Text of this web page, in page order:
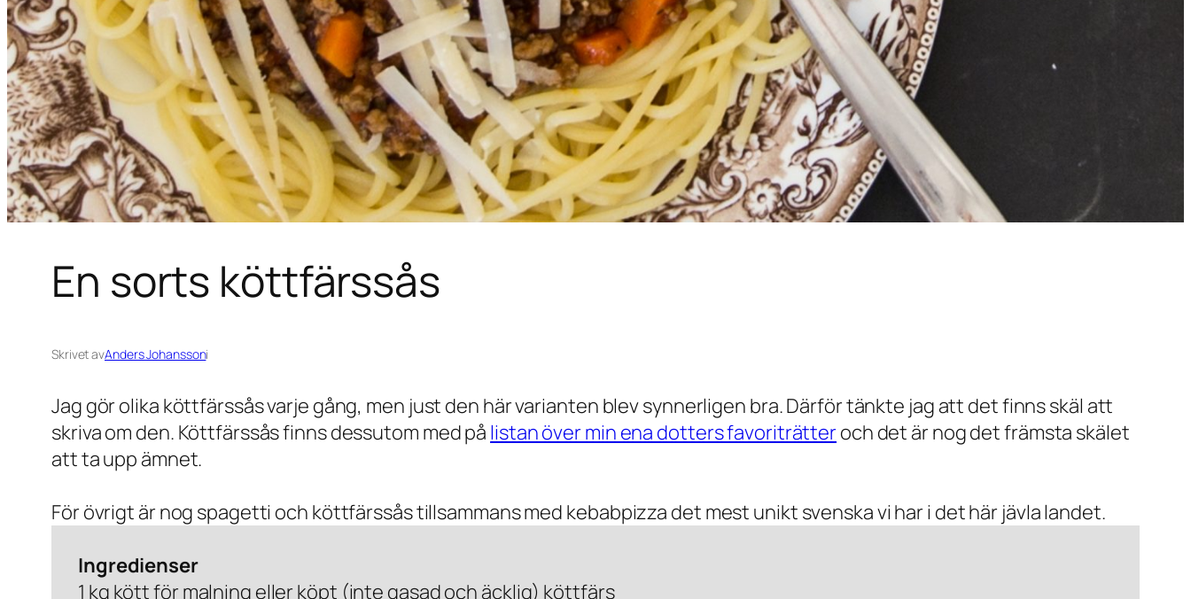
En sorts köttfärssås
Skrivet avAnders Johanssoni
Jag gör olika köttfärssås varje gång, men just den här varianten blev synnerligen bra. Därför tänkte jag att det finns skäl att
skriva om den. Köttfärssås finns dessutom med på listan över min ena dotters favoriträtteroch det är nog det främsta skälet
att ta upp ämnet.
För övrigt är nog spagetti och köttfärssås tillsammans med kebabpizza det mest unikt svenska vi har i det här jävla landet.
Ingredienser
1 kg kött för malning eller köpt (inte gasad och äcklig) köttfärs